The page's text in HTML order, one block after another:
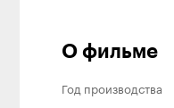
О фильме
Год производства